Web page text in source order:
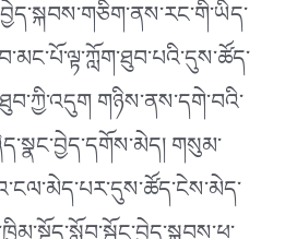
གཉིས་ནས་དགེ་བའི་
གསུམ་